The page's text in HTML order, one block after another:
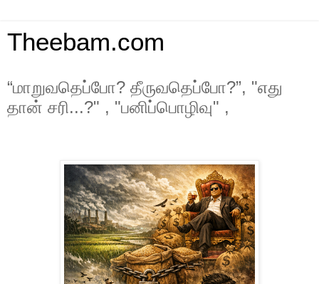
Theebam.com
“மாறுவதெப்போ? தீருவதெப்போ?”, "எது
தான் சரி...?" , "பனிப்பொழிவு" ,